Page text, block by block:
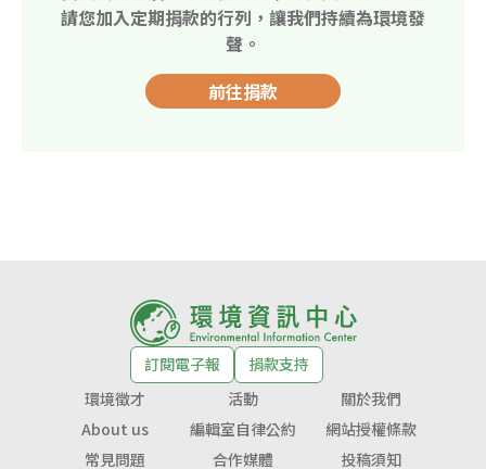
請您加入定期捐款的行列，讓我們持續為環境發
聲。
前往捐款
訂閱電子報
捐款支持
環境徵才
活動
關於我們
About us
編輯室自律公約
網站授權條款
常見問題
合作媒體 投稿須知